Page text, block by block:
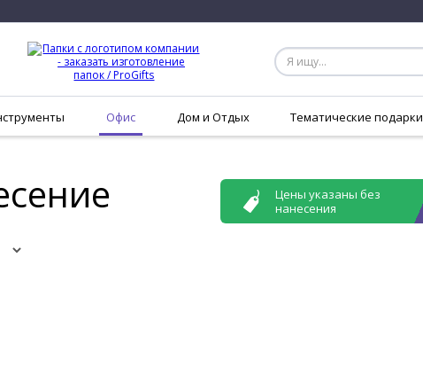
Офис Дом и Отдых Тематические подарки
Цены указаны без
нанесения